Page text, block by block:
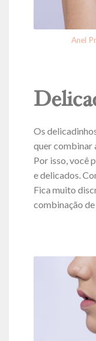
Anel
Os
quer combinar
Por isso, você
e delicados.
Fica muito
combinação de